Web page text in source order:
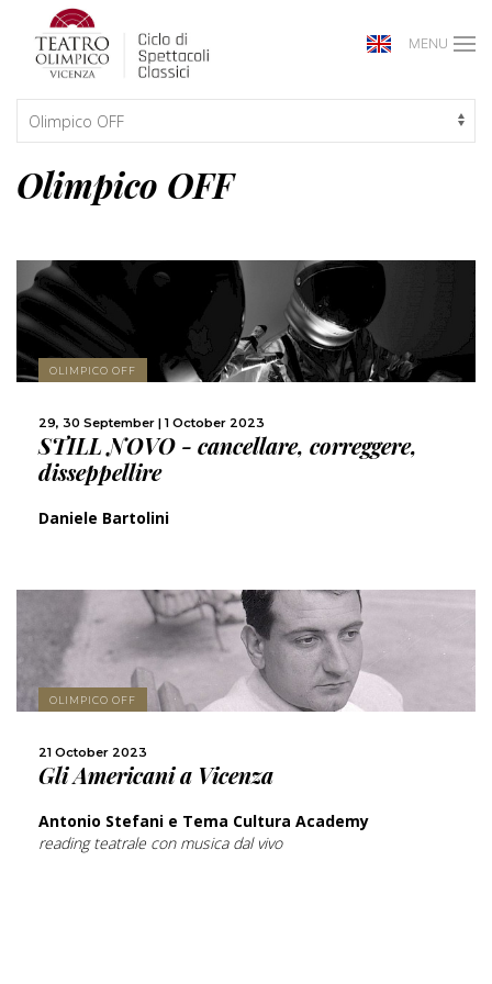
MENU
Olimpico OFF
OLIMPICO OFF
29, 30 September | 1 October 2023
STILL NOVO - cancellare, correggere,
disseppellire
Daniele Bartolini
MORE
SHARE
OLIMPICO OFF
21 October 2023
Gli Americani a Vicenza
Antonio Stefani e Tema Cultura Academy
reading teatrale con musica dal vivo
MORE